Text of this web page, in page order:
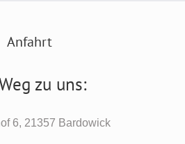
Anfahrt
zu uns:
6, 21357 Bardowick